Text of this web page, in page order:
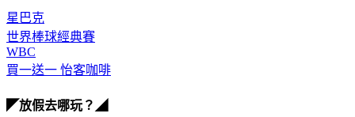
星巴克
世界棒球經典賽
WBC
買一送一 怡客咖啡
◤放假去哪玩？◢